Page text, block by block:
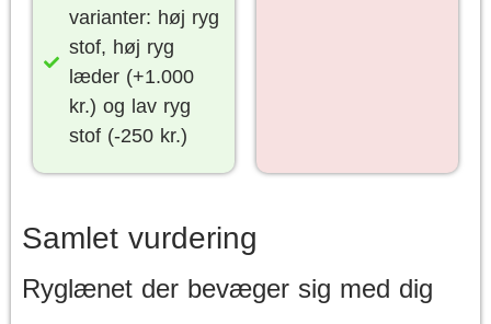
varianter: høj ryg
stof, høj ryg
læder (+1.000
kr.) og lav ryg
stof (-250 kr.)
Samlet vurdering
Ryglænet der bevæger sig med dig